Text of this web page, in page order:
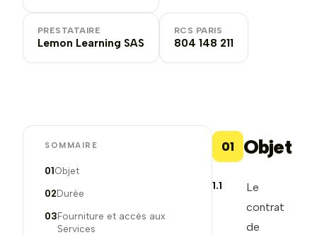
PRESTATAIRE
Lemon Learning SAS
RCS PARIS
804 148 211
SOMMAIRE
01Objet
02Durée
03Fourniture et accès aux
Services
01 Objet
1.1
Le
contrat
de